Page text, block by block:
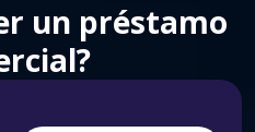
un préstamo